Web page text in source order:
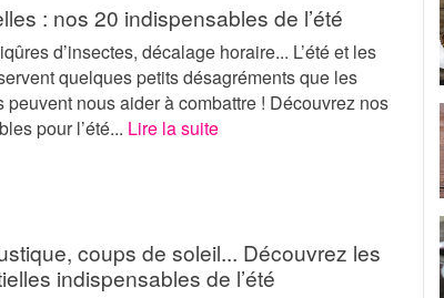
: nos 20 indispensables de l’été
d’insectes, décalage horaire... L’été et les
quelques petits désagréments que les
nous aider à combattre ! Découvrez nos
pour l’été... Lire la suite
coups de soleil... Découvrez les
indispensables de l’été